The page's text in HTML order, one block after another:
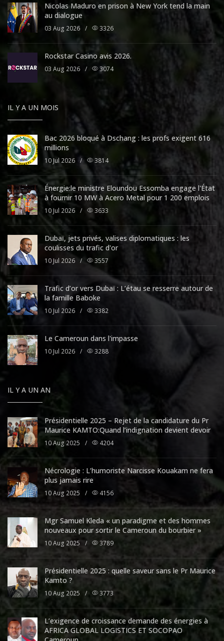
Nicolas Maduro en prison à New York tend la main
au dialogue
03 Aug 2026 / 3326
Rockstar Casino avis 2026.
03 Aug 2026 / 3074
IL Y A UN MOIS
Bac 2026 bloqué à Dschang : les profs exigent 616
millions
10 Jul 2026 / 3814
Énergie:le ministre Eloundou Essomba engage l'État
à fournir 10 MW à Acero Metal pour 1 200 emplois
10 Jul 2026 / 3633
Dubaï, jets privés, valises diplomatiques : les
coulisses du trafic d'or
10 Jul 2026 / 3557
Trafic d’or vers Dubaï : L’étau se resserre autour de
la famille Baboke
10 Jul 2026 / 3382
Le Cameroun dans l'impasse
10 Jul 2026 / 3288
IL Y A UN AN
Présidentielle 2025 – Rejet de la candidature du Pr
Maurice KAMTO:Quand l’indignation devient devoir
10 Aug 2025 / 4204
Nécrologie : L’humoriste Narcisse Kouakam ne fera
plus jamais rire
10 Aug 2025 / 4156
Mgr Samuel Kleda « un paradigme et des hommes
nouveaux pour sortir le Cameroun du bourbier »
10 Aug 2025 / 3789
Présidentielle 2025 : quelle saveur sans le Pr Maurice
Kamto ?
10 Aug 2025 / 3773
L’exigence de croissance demande des énergies à
AFRICA GLOBAL LOGISTICS ET SOCOPAO